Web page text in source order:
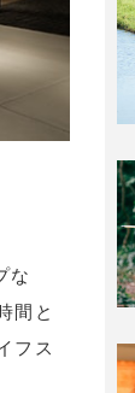
な
間と
フス